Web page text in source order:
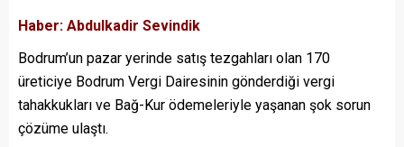
Haber: Abdulkadir Sevindik
Bodrum’un pazar yerinde satış tezgahları olan 170
üreticiye Bodrum Vergi Dairesinin gönderdiği vergi
tahakkukları ve Bağ-Kur ödemeleriyle yaşanan şok sorun
çözüme ulaştı.